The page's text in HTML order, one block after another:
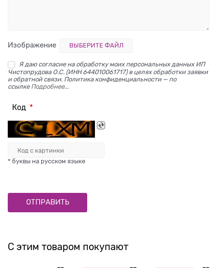
Изображение ВЫБЕРИТЕ ФАЙЛ
Я даю согласие на обработку моих персональных данных ИП
Чистопрудова О.С. (ИНН 644010061717) в целях обработки заявки
и обратной связи. Политика конфиденциальности — по
ссылке Подробнее...
Код
* буквы на русском языке
С этим товаром покупают